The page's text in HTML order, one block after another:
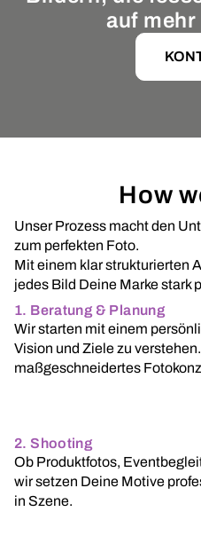
auf
How
Unser Prozess macht den
zum perfekten Foto.
Mit einem klar strukturierten
jedes Bild Deine Marke stark
1. Beratung & Planung
Wir starten mit einem
Vision und Ziele zu
maßgeschneidertes
2. Shooting
Ob Produktfotos,
wir setzen Deine Motive
in Szene.